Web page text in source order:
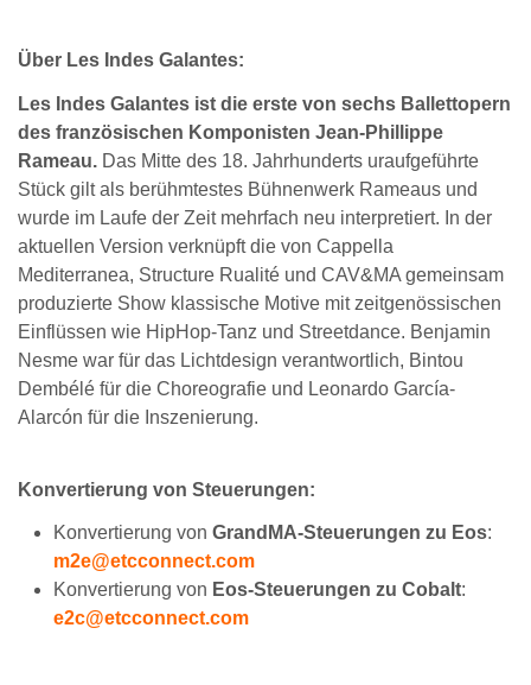
Über Les Indes Galantes:
Les Indes Galantes ist die erste von sechs Ballettopern
des französischen Komponisten Jean-Phillippe
Rameau. Das Mitte des 18. Jahrhunderts uraufgeführte
Stück gilt als berühmtestes Bühnenwerk Rameaus und
wurde im Laufe der Zeit mehrfach neu interpretiert. In der
aktuellen Version verknüpft die von Cappella
Mediterranea, Structure Rualité und CAV&MA gemeinsam
produzierte Show klassische Motive mit zeitgenössischen
Einflüssen wie HipHop-Tanz und Streetdance. Benjamin
Nesme war für das Lichtdesign verantwortlich, Bintou
Dembélé für die Choreografie und Leonardo García-
Alarcón für die Inszenierung.
Konvertierung von Steuerungen:
Konvertierung von GrandMA-Steuerungen zu Eos:
m2e@etcconnect.com
Konvertierung von Eos-Steuerungen zu Cobalt:
e2c@etcconnect.com